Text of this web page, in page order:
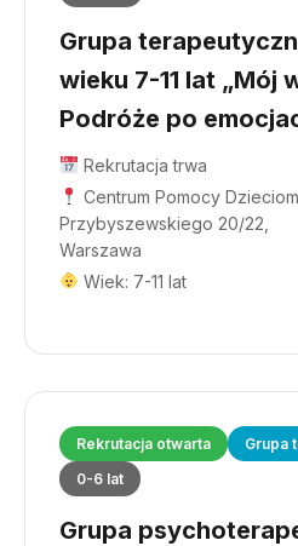
Grupa
wieku 7-11 lat „Mój
Podróże po
Rekrutacja trwa
Centrum Pomocy
Przybyszewskiego 20/22,
Warszawa
Wiek: 7-11 lat
Rekrutacja otwarta
Grupa
0-6 lat
Grupa